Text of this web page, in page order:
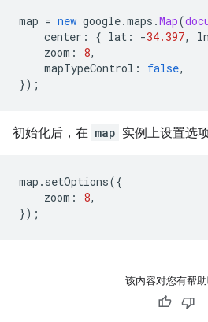
map = new google.maps .Map(
center : { lat : -34.397,
zoom : 8,
mapTypeControl : false,
});
初始化后，在 map 实例上设置选
map . setOptions({
zoom : 8,
});
该内容对您有帮助